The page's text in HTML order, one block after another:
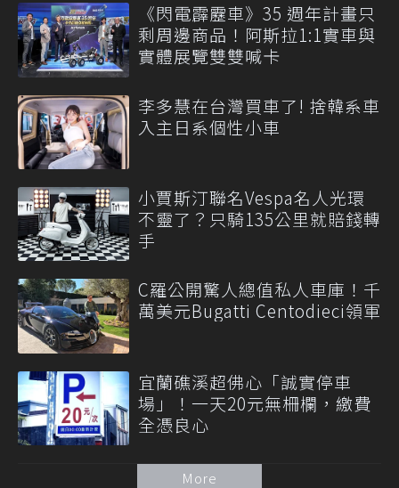
《閃電霹靂車》35 週年計畫只
剩周邊商品！阿斯拉1:1實車與
實體展覽雙雙喊卡
李多慧在台灣買車了! 捨韓系車
入主日系個性小車
小賈斯汀聯名Vespa名人光環
不靈了？只騎135公里就賠錢轉
手
C羅公開驚人總值私人車庫！千
萬美元Bugatti Centodieci領軍
宜蘭礁溪超佛心「誠實停車
場」！一天20元無柵欄，繳費
全憑良心
More